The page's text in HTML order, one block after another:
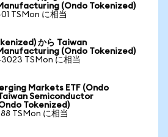
(Ondo Tokenized)
TSMon に相当
から Taiwan
(Ondo Tokenized)
TSMon に相当
Markets ETF (Ondo
Semiconductor
Tokenized)
TSMon に相当